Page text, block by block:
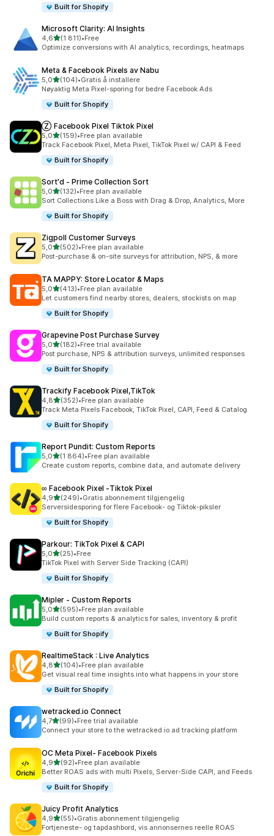
Built for Shopify
Microsoft Clarity: AI Insights
4,6av 5 stjerner
(1 811)
Totalt 1811 omtaler
•Free
Optimize conversions with AI analytics, recordings, heatmaps
Meta & Facebook Pixels av Nabu
5,0av 5 stjerner
(104)
Totalt 104 omtaler
•Gratis å installere
Nøyaktig Meta Pixel-sporing for bedre Facebook Ads
Built for Shopify
Ⓩ Facebook Pixel Tiktok Pixel
5,0av 5 stjerner
(159)
Totalt 159 omtaler
•Free plan available
Track Facebook Pixel, Meta Pixel, TikTok Pixel w/ CAPI & Feed
Built for Shopify
Sort'd ‑ Prime Collection Sort
5,0av 5 stjerner
(132)
Totalt 132 omtaler
•Free plan available
Sort Collections Like a Boss with Drag & Drop, Analytics, More
Built for Shopify
Zigpoll Customer Surveys
5,0av 5 stjerner
(502)
Totalt 502 omtaler
•Free plan available
Post-purchase & on-site surveys for attribution, NPS, & more
TA MAPPY: Store Locator & Maps
5,0av 5 stjerner
(413)
Totalt 413 omtaler
•Free plan available
Let customers find nearby stores, dealers, stockists on map
Built for Shopify
Grapevine Post Purchase Survey
5,0av 5 stjerner
(182)
Totalt 182 omtaler
•Free trial available
Post purchase, NPS & attribution surveys, unlimited responses
Built for Shopify
Trackify Facebook Pixel,TikTok
4,8av 5 stjerner
(352)
Totalt 352 omtaler
•Free plan available
Track Meta Pixels Facebook, TikTok Pixel, CAPI, Feed & Catalog
Built for Shopify
Report Pundit: Custom Reports
5,0av 5 stjerner
(1 864)
Totalt 1864 omtaler
•Free plan available
Create custom reports, combine data, and automate delivery
∞ Facebook Pixel ‑Tiktok Pixel
4,9av 5 stjerner
(249)
Totalt 249 omtaler
•Gratis abonnement tilgjengelig
Serversidesporing for flere Facebook- og Tiktok-piksler
Built for Shopify
Parkour: TikTok Pixel & CAPI
5,0av 5 stjerner
(25)
Totalt 25 omtaler
•Free
TikTok Pixel with Server Side Tracking (CAPI)
Built for Shopify
Mipler ‑ Custom Reports
5,0av 5 stjerner
(595)
Totalt 595 omtaler
•Free plan available
Build custom reports & analytics for sales, inventory & profit
Built for Shopify
RealtimeStack : Live Analytics
4,8av 5 stjerner
(104)
Totalt 104 omtaler
•Free plan available
Get visual real time insights into what happens in your store
Built for Shopify
wetracked.io Connect
4,7av 5 stjerner
(99)
Totalt 99 omtaler
•Free trial available
Connect your store to the wetracked.io ad tracking platform
OC Meta Pixel‑ Facebook Pixels
4,9av 5 stjerner
(92)
Totalt 92 omtaler
•Free plan available
Better ROAS ads with multi Pixels, Server-Side CAPI, and Feeds
Built for Shopify
Juicy Profit Analytics
4,9av 5 stjerner
(55)
Totalt 55 omtaler
•Gratis abonnement tilgjengelig
Fortjeneste- og tapdashbord, vis annonsernes reelle ROAS